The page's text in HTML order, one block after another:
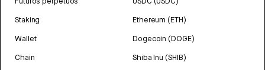
Staking
Wallet
Chain
Ethereum (ETH)
Dogecoin (DOGE)
Shiba Inu (SHIB)